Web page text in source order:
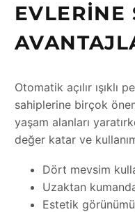
EVLERINE
Otomatik açılır ışıklı
sahiplerine birçok
yaşam alanları
değer katar ve
Dört mevsim
Uzaktan
Estetik